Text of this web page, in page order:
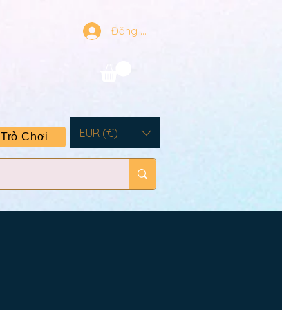
Trò Chơi
Đăng nhập
EUR (€)